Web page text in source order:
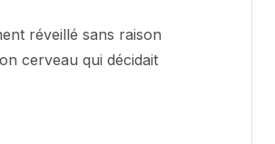
réveillé sans raison
cerveau qui décidait